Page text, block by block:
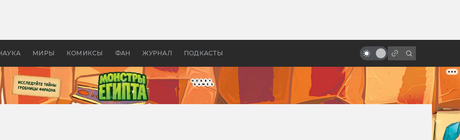
МИРЫ КОМИКСЫ ФАН ЖУРНАЛ ПОДКАСТЫ
в России —
бы «Властелина колец»
первый сценарий «Матрицы»